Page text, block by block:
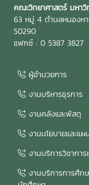
คณะวิทยาศาสตร์ มหาวิ
63 หมู่ 4 ตำบลหนองหา
50290
แฟกซ์ : 0 5387 3827
ผู้อำนวยการ
งานบริหารธุรการ
งานคลังและพัสดุ
งานนโยบายและแผ
งานบริการวิชาการ
งานบริการการศึก